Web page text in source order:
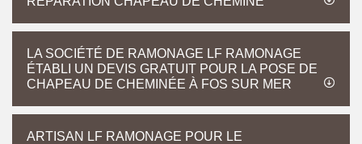
LA SOCIÉTÉ DE RAMONAGE LF RAMONAGE
ÉTABLI UN DEVIS GRATUIT POUR LA POSE DE
CHAPEAU DE CHEMINÉE À FOS SUR MER
ARTISAN LF RAMONAGE POUR LE